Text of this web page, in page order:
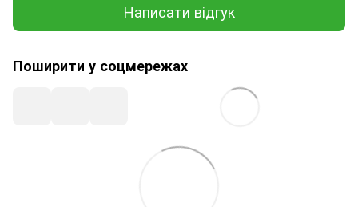
Написати відгук
Поширити у соцмережах